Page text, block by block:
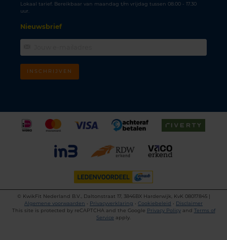
Lokaal tarief. Bereikbaar van maandag t/m vrijdag tussen 08.00 - 17.30
uur.
Nieuwsbrief
INSCHRIJVEN
©
KwikFit Nederland B.V., Daltonstraat 17, 3846BX Harderwijk, KvK 08017845 |
Algemene voorwaarden • Privacyverklaring • Cookiebeleid • Disclaimer
This site is protected by reCAPTCHA and the Google Privacy Policyand Terms of
Service apply.